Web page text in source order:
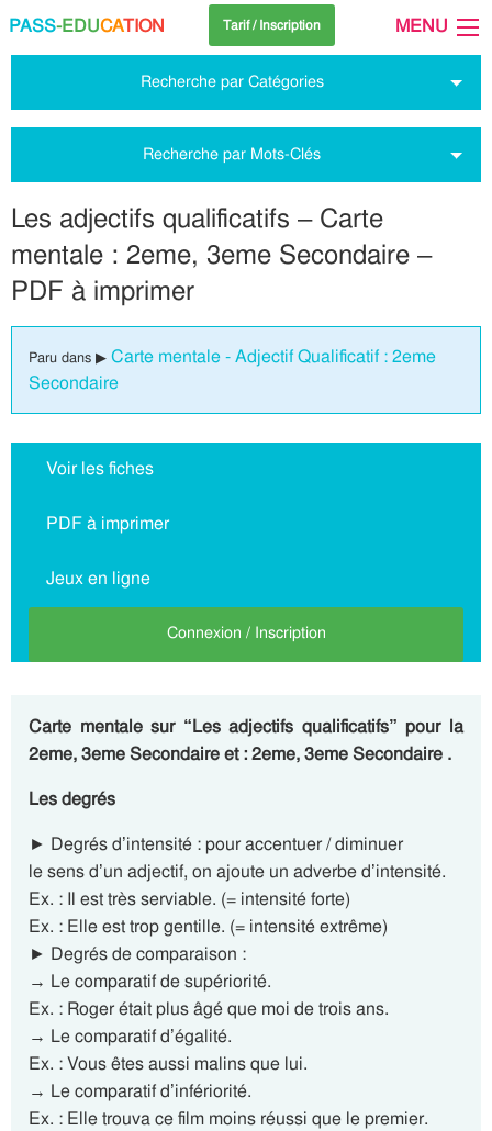
PASS-EDUCATION Tarif / Inscription MENU
Recherche par Catégories
Recherche par Mots-Clés
Les adjectifs qualificatifs – Carte
mentale : 2eme, 3eme Secondaire –
PDF à imprimer
Paru dans ▶ Carte mentale - Adjectif Qualificatif : 2eme
Secondaire
Voir les fiches
PDF à imprimer
Jeux en ligne
Connexion / Inscription
Carte mentale sur “Les adjectifs qualificatifs” pour la
2eme, 3eme Secondaire et : 2eme, 3eme Secondaire .
Les degrés
► Degrés d’intensité : pour accentuer / diminuer
le sens d’un adjectif, on ajoute un adverbe d’intensité.
Ex. : Il est très serviable. (= intensité forte)
Ex. : Elle est trop gentille. (= intensité extrême)
► Degrés de comparaison :
→ Le comparatif de supériorité.
Ex. : Roger était plus âgé que moi de trois ans.
→ Le comparatif d’égalité.
Ex. : Vous êtes aussi malins que lui.
→ Le comparatif d’infériorité.
Ex. : Elle trouva ce film moins réussi que le premier.